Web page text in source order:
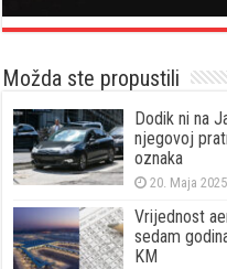
Možda ste propustili
Dodik ni na
njegovoj
oznaka
20. Maja
Vrijednost
sedam
KM